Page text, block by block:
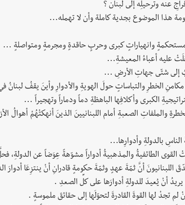
عنه وترحيلِه إلى لبنان ؟
هذا الموضوع بجدية كاملة وأن لا تهمله...
وانهياراتٍ كبرى وحربٍ حاقدةٍ ومجرمةٍ ومتواصلةٍ ...
عليه أعباءُ المعيشةِ...
إلى شتّى جهاتِ الأرضِ ...
الخطرِ والتباساتٍ حولَ الهويةِ والأدوارِ وأينَ يقفُ لبنانُ
الكبرى وأكلافِها الباهظةِ دماً ودماراً وتهجيراً ...
والملفاتِ الصعبةِ أمام اللبنانيينَ الذينَ أنهكتْهُمْ أهوالُ
بالدولةِ وأدوارِها...
الطائفيةُ والمذهبيةُ أدواراً مشوّهةً عِوَضاً عن الدولةِ،
أنَّ ثمّةَ عهدٍ وثمّةَ حكومةٍ قادرانِ أنْ ينتزِعَا
يريدُ أنْ يُعيدَ للدولةِ أدوارَها على كلِّ الصعدِ .
لم تجدْ لها القوةَ القادرةَ لتحوّلَها إلى حقائقَ ملموسةٍ .